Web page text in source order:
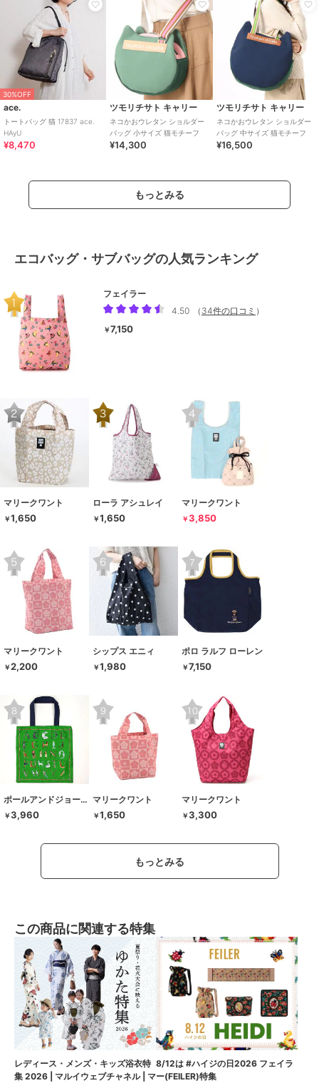
30%OFF
ace.
トートバッグ 猫 17837 ace.
HAyU
¥8,470
ツモリチサト キャリー
ネコかおウレタン ショルダー
バッグ 小サイズ 猫モチーフ
¥14,300
ツモリチサト キャリー
ネコかおウレタン ショルダー
バッグ 中サイズ 猫モチーフ
¥16,500
もっとみる
エコバッグ・サブバッグの人気ランキング
フェイラー
4.50
（ 34件の口コミ ）
￥7,150
マリークワント
￥1,650
ローラ アシュレイ
￥1,650
マリークワント
￥3,850
マリークワント
￥2,200
シップス エニィ
￥1,980
ポロ ラルフ ローレン
￥7,150
ポールアンドジョーアクセソワ
￥3,960
マリークワント
￥1,650
マリークワント
￥3,300
もっとみる
この商品に関連する特集
レディース・メンズ・キッズ浴衣特
集 2026 | マルイウェブチャネル | マ
8/12は #ハイジの日2026 フェイラ
ー(FEILER)特集